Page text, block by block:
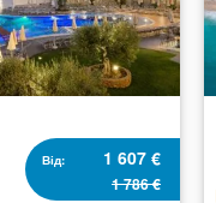
Від 1 607 €
1 786 €